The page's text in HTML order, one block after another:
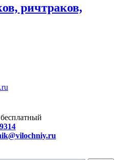
ричтраков,